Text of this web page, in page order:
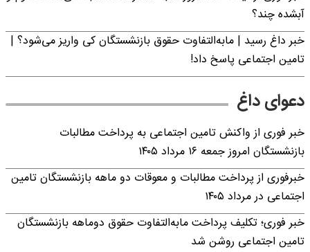
آبشده چند؟
خبر داغ رسید | مابه‌التفاوت حقوق بازنشستگان کی واریز می‌شود؟ |
تامین اجتماعی پاسخ داد!
دعوای داغ
خبر فوری از واکنش تامین اجتماعی به پرداخت مطالبات
بازنشستگان امروز جمعه ۱۶ مرداد ۱۴۰۵
خبرفوری از پرداخت مطالبات و معوقات دو ماهه بازنشستگان تامین
اجتماعی در مرداد ۱۴۰۵
خبر فوری؛ تکلیف پرداخت مابه‌التفاوت حقوق دوماهه بازنشستگان
تامین اجتماعی روشن شد